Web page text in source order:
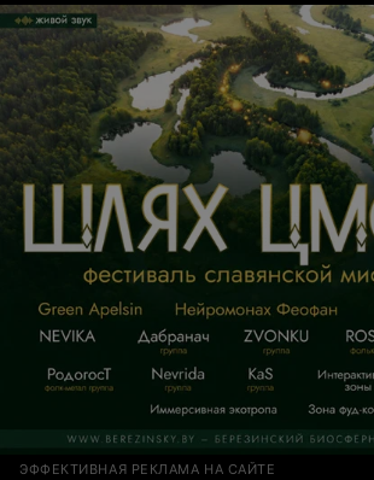
ЭФФЕКТИВНАЯ РЕКЛАМА НА САЙТЕ